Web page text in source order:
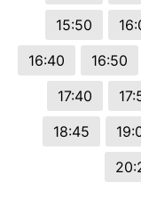
15:50
16:40
16:50
17:40
18:45